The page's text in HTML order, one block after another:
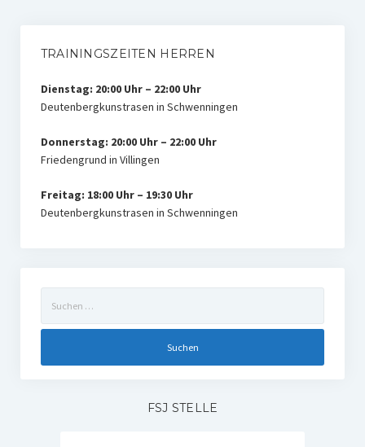
TRAININGSZEITEN HERREN
Dienstag: 20:00 Uhr – 22:00 Uhr
Deutenbergkunstrasen in Schwenningen
Donnerstag: 20:00 Uhr – 22:00 Uhr
Friedengrund in Villingen
Freitag: 18:00 Uhr – 19:30 Uhr
Deutenbergkunstrasen in Schwenningen
nach:
FSJ STELLE